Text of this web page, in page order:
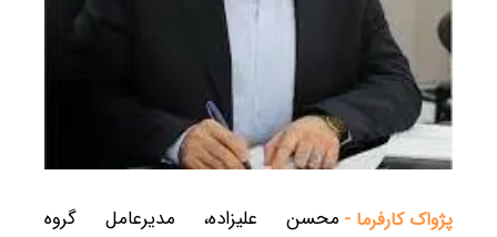
پژواک کارفرما - محسن علیزاده، مدیرعامل گروه